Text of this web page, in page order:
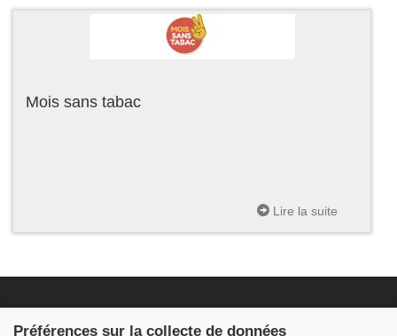
Mois sans tabac
Lire la suite
Préférences sur la collecte de données